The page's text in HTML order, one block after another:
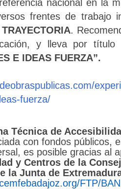
nacional en la
frentes de trabajo
.
y lleva por título
E IDEAS FUERZA”.
fuerza/
Técnica de
con fondos públicos,
es posible gracias al
y Centros de la
la Junta de
FTP/